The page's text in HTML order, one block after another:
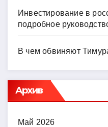
Инвестирование в
подробное
В чем обвиняют
Архив
Май 2026